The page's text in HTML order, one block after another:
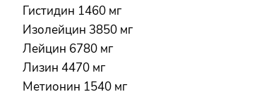
Гистидин 1460 мг
Изолейцин 3850 мг
Лейцин 6780 мг
Лизин 4470 мг
Метионин 1540 мг